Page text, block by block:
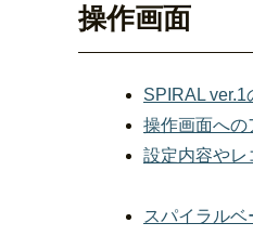
操作画面
SPIRAL
操作画面への
設定内容やレ
スパイラル